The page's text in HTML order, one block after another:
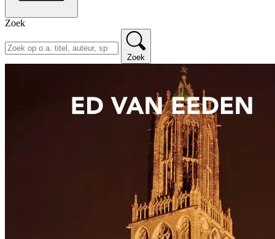
Zoek
Zoek